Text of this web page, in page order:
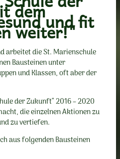
demund fit
weiter!"
arbeitet die St. Marienschule
Bausteinen unter
und Klassen, oft aber der
der Zukunft“ 2016 – 2020
die einzelnen Aktionen zu
zu vertiefen.
aus folgenden Bausteinen